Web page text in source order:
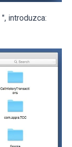
", introduzca: